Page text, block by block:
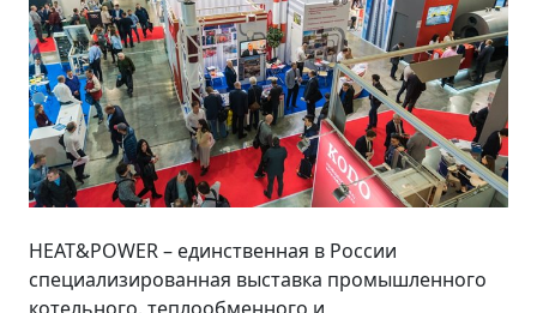
HEAT&POWER – единственная в России
специализированная выставка промышленного